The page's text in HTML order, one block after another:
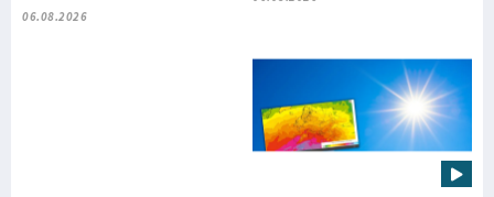
06.08.2026